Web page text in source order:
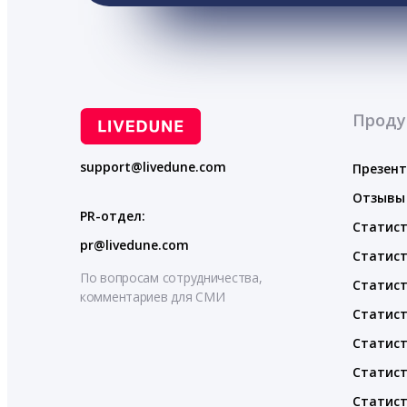
support@livedune.com
PR-отдел:
pr@livedune.com
По вопросам сотрудничества,
комментариев для СМИ
Отзывы